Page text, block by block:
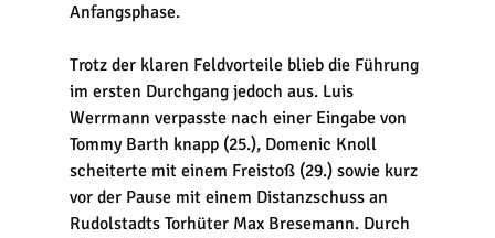
Anfangsphase.
Trotz der klaren Feldvorteile blieb die Führung
im ersten Durchgang jedoch aus. Luis
Werrmann verpasste nach einer Eingabe von
Tommy Barth knapp (25.), Domenic Knoll
scheiterte mit einem Freistoß (29.) sowie kurz
vor der Pause mit einem Distanzschuss an
Rudolstadts Torhüter Max Bresemann. Durch